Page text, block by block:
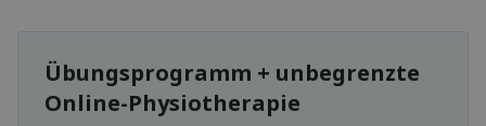
Übungsprogramm + unbegrenzte
Online-Physiotherapie